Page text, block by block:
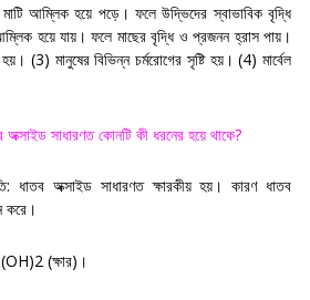
মাটি আম্লিক হয়ে পড়ে। ফলে উদ্ভিদের স্বাভাবিক বৃদ্ধি
হয়ে যায়। ফলে মাছের বৃদ্ধি ও প্রজনন হ্রাস পায়।
হয়। (3) মানুষের বিভিন্ন চর্মরোগের সৃষ্টি হয়। (4) মার্বেল
সাধারণত কোনটি কী ধরনের হয়ে থাকে?
ধাতব অক্সাইড সাধারণত ক্ষারকীয় হয়। কারণ ধাতব
করে ।
(ক্ষার) ।